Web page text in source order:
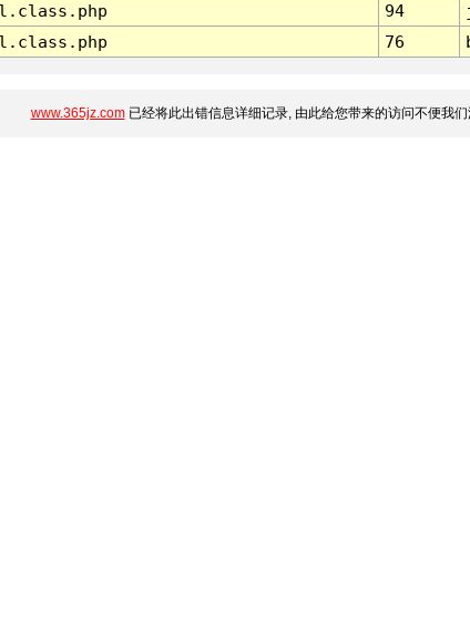
94
76
www.365jz.com已经将此出错信息详细记录, 由此给您带来的访问不便我们